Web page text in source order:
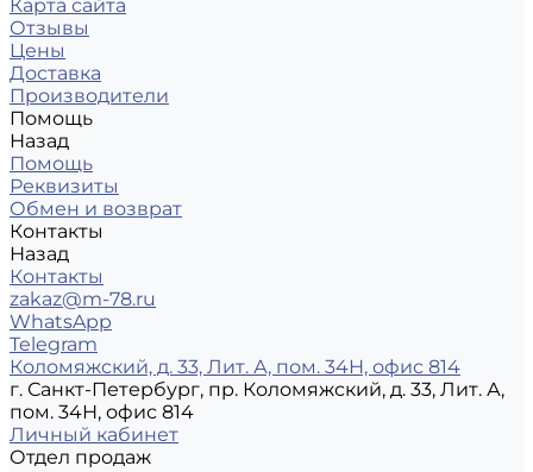
Карта сайта
Отзывы
Цены
Доставка
Производители
Помощь
Назад
Помощь
Реквизиты
Обмен и возврат
Контакты
Назад
Контакты
zakaz@m-78.ru
WhatsApp
Telegram
Коломяжский, д. 33, Лит. А, пом. 34Н, офис 814
г. Санкт-Петербург, пр. Коломяжский, д. 33, Лит. А,
пом. 34Н, офис 814
Личный кабинет
Отдел продаж